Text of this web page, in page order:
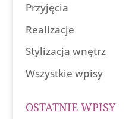
Przyjęcia
Realizacje
Stylizacja wnętrz
Wszystkie wpisy
OSTATNIE WPISY